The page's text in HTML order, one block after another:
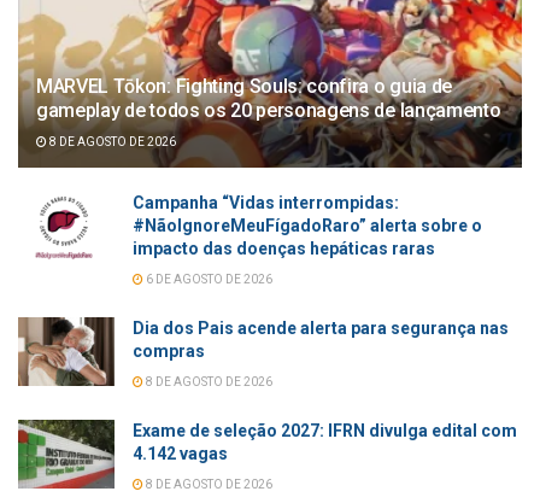
MARVEL Tōkon: Fighting Souls: confira o guia de
gameplay de todos os 20 personagens de lançamento
8 DE AGOSTO DE 2026
Campanha “Vidas interrompidas:
#NãoIgnoreMeuFígadoRaro” alerta sobre o
impacto das doenças hepáticas raras
6 DE AGOSTO DE 2026
Dia dos Pais acende alerta para segurança nas
compras
8 DE AGOSTO DE 2026
Exame de seleção 2027: IFRN divulga edital com
4.142 vagas
8 DE AGOSTO DE 2026